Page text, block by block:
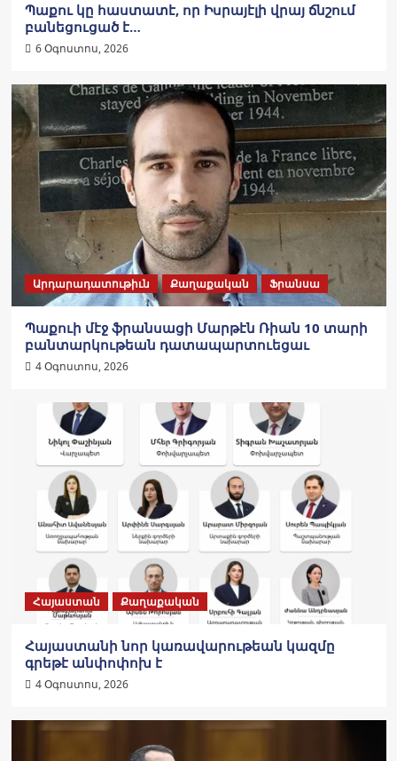
Պաքու կը հաստատէ, որ Իսրայէլի վրայ ճնշում
բանեցուցած է…
6 Օգոստոս, 2026
Արդարադատութիւն Քաղաքական Ֆրանսա
Պաքուի մէջ ֆրանսացի Մարթէն Ռիան 10 տարի
բանտարկութեան դատապարտուեցաւ
4 Օգոստոս, 2026
Հայաստան Քաղաքական
Հայաստանի նոր կառավարութեան կազմը
գրեթէ անփոփոխ է
4 Օգոստոս, 2026